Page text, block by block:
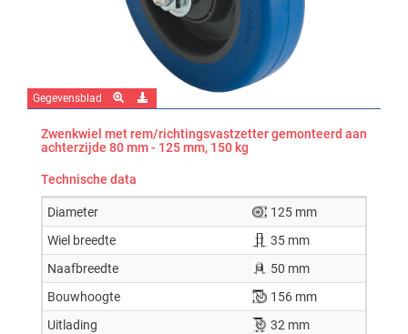
Gegevensblad
Zwenkwiel met rem/richtingsvastzetter gemonteerd aan
achterzijde 80 mm - 125 mm, 150 kg
Technische data
Diameter
125 mm
Wiel breedte
35 mm
Naafbreedte
50 mm
Bouwhoogte
156 mm
Uitlading
32 mm